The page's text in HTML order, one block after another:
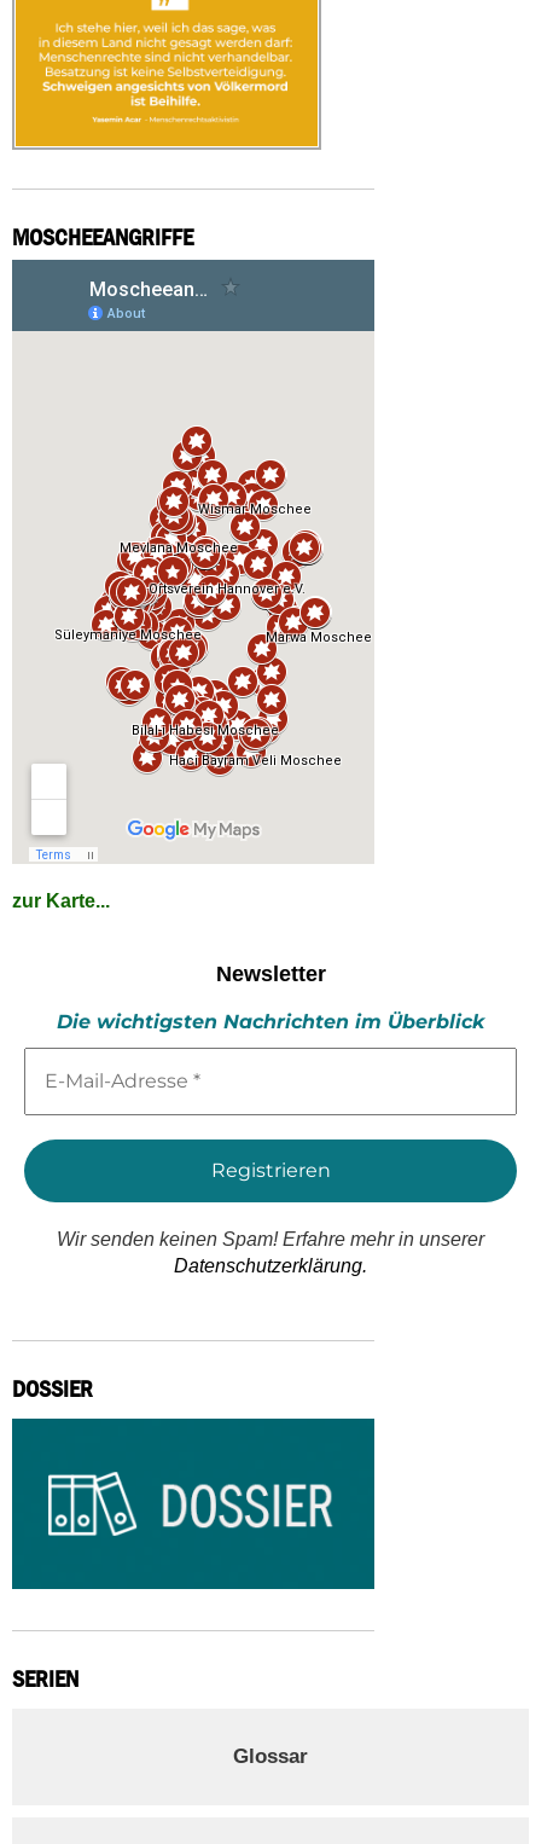
MOSCHEEANGRIFFE
zur Karte...
Newsletter
Die wichtigsten Nachrichten im Überblick
Mail-
*
Wir senden keinen Spam! Erfahre mehr in unserer
Datenschutzerklärung.
DOSSIER
SERIEN
Glossar